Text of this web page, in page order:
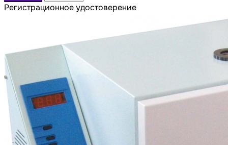
Регистрационное удостоверение